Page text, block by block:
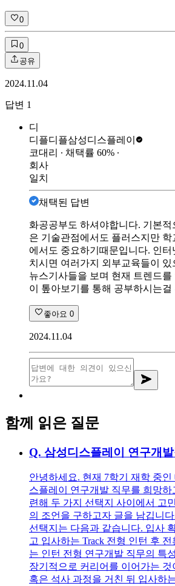
0
0
공유
2024.11.04
답변 1
디
디플디플삼성디스플레이
코대리 ∙ 채택률 60% ∙
회사
일치
채택된 답변
화공공부도 하셔야합니다. 기본
은 기술관점에서도 플러스지만
에서도 중요하기때문입니다. 인
치시면 여러가지 외부교육들이 있
뉴스기사들을 보며 현재 트렌드를
이 톺아보기를 통해 공부하시는걸
좋아요 0
2024.11.04
함께 읽은 질문
Q. 삼성디스플레이 연구개
안녕하세요. 현재 7학기 재학 중인
스플레이 연구개발 직무를 희망
련해 두 가지 선택지 사이에서 고
의 조언을 구하고자 글을 남깁니
선택지는 다음과 같습니다. 입사
고 입사하는 Track 전형 인턴 후
는 인턴 전형 연구개발 직무의 특
장기적으로 커리어를 이어가는
혹은 석사 과정을 거친 뒤 입사하